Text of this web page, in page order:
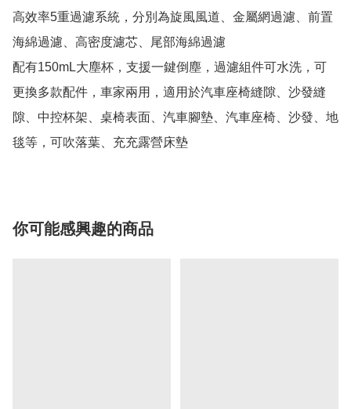
高效率5重過濾系統，分別為旋風風道、金屬網過濾、前置
海綿過濾、高密度濾芯、尾部海綿過濾
配有150mL大塵杯，支援一鍵倒塵，過濾組件可水洗，可
更換多款配件，車家兩用，適用於汽車座椅縫隙、沙發縫
隙、中控杯架、桌椅表面、汽車腳墊、汽車座椅、沙發、地
毯等，可吹落葉、充充露營床墊
你可能感興趣的商品